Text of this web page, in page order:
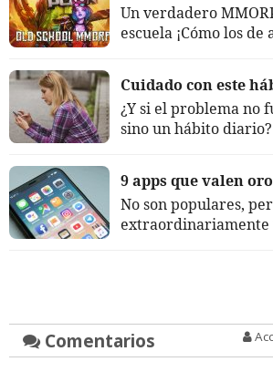
Un verdadero
escuela ¡Cómo los
Cuidado con este
¿Y si el problema no
sino un hábito diario?
9 apps que valen oro
No son populares,
extraordinariamente
Comentarios